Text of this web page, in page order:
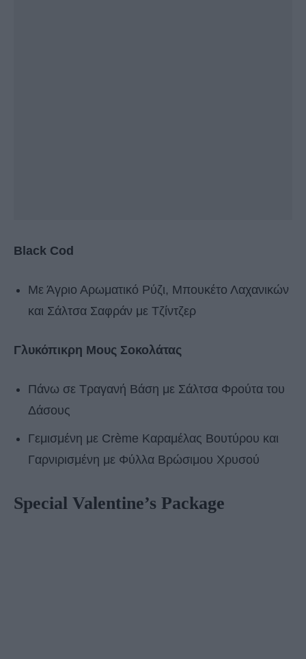
Black Cod
Με Άγριο Αρωματικό Ρύζι, Μπουκέτο Λαχανικών
και Σάλτσα Σαφράν με Τζίντζερ
Γλυκόπικρη Μους Σοκολάτας
Πάνω σε Τραγανή Βάση με Σάλτσα Φρούτα του
Δάσους
Γεμισμένη με Crème Καραμέλας Βουτύρου και
Γαρνιρισμένη με Φύλλα Βρώσιμου Χρυσού
Special Valentine’s Package